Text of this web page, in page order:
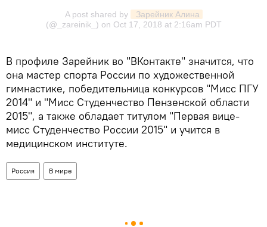
A post shared by
Зарейник Алина
(@_zareinik_) on Oct 17, 2018 at 2:16am PDT
В профиле Зарейник во "ВКонтакте" значится, что
она мастер спорта России по художественной
гимнастике, победительница конкурсов "Мисс ПГУ
2014" и "Мисс Студенчество Пензенской области
2015", а также обладает титулом "Первая вице-
мисс Студенчество России 2015" и учится в
медицинском институте.
Россия В мире